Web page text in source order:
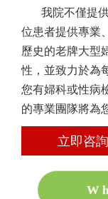
我院不僅提
位患者提供專業
歷史的老牌大型
性，並致力於為
您有婦科或性病
的專業團隊將為
立即咨詢